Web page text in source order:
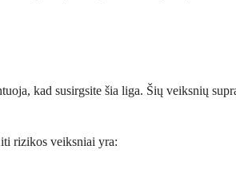
kad susirgsite šia liga. Šių veiksnių
rizikos veiksniai yra: